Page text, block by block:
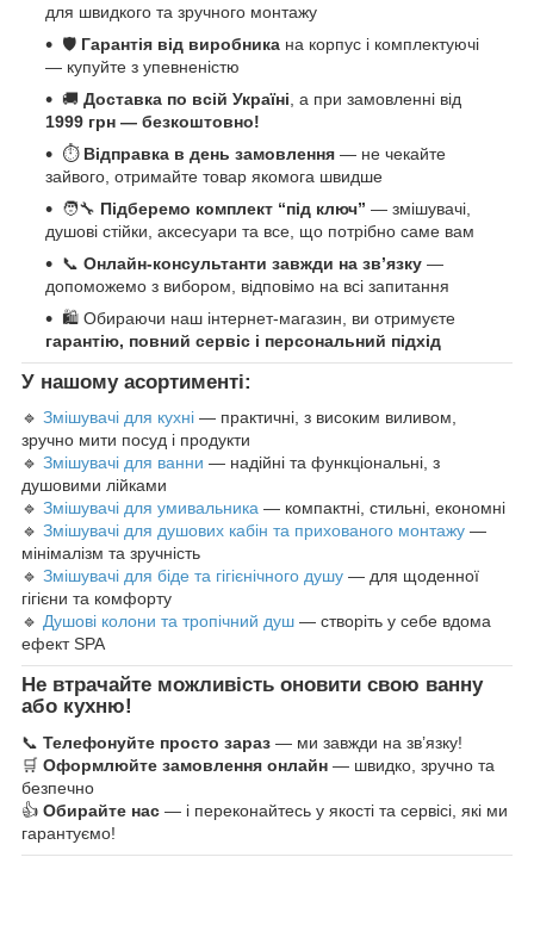
для швидкого та зручного монтажу
🛡️ Гарантія від виробника на корпус і комплектуючі
— купуйте з упевненістю
🚚 Доставка по всій Україні , а при замовленні від
1999 грн — безкоштовно!
⏱️ Відправка в день замовлення — не чекайте
зайвого, отримайте товар якомога швидше
🧑‍🔧 Підберемо комплект “під ключ” — змішувачі,
душові стійки, аксесуари та все, що потрібно саме вам
📞 Онлайн-консультанти завжди на зв’язку —
допоможемо з вибором, відповімо на всі запитання
🛍️ Обираючи наш інтернет-магазин, ви отримуєте
гарантію, повний сервіс і персональний підхід
У нашому асортименті:
🔹 Змішувачі для кухні — практичні, з високим виливом,
зручно мити посуд і продукти
🔹 Змішувачі для ванни — надійні та функціональні, з
душовими лійками
🔹 Змішувачі для умивальника — компактні, стильні, економні
🔹 Змішувачі для душових кабін та прихованого монтажу —
мінімалізм та зручність
🔹 Змішувачі для біде та гігієнічного душу — для щоденної
гігієни та комфорту
🔹 Душові колони та тропічний душ — створіть у себе вдома
ефект SPA
Не втрачайте можливість оновити свою ванну
або кухню!
📞 Телефонуйте просто зараз — ми завжди на зв’язку!
🛒 Оформлюйте замовлення онлайн — швидко, зручно та
безпечно
👍 Обирайте нас — і переконайтесь у якості та сервісі, які ми
гарантуємо!